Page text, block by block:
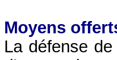
Moyens
La défense